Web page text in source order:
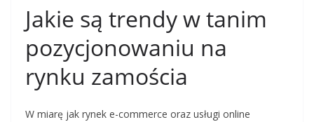
Jakie są trendy w tanim
pozycjonowaniu na
rynku zamościa
W miarę jak rynek e-commerce oraz usługi online